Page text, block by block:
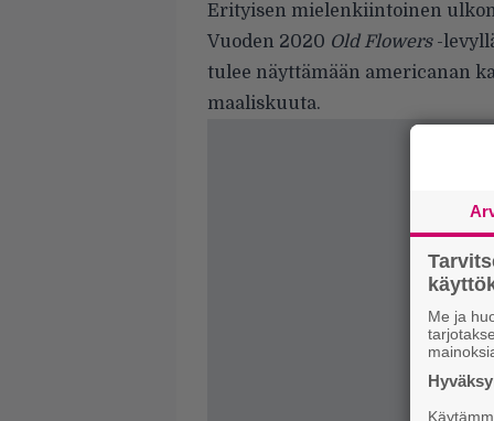
Erityisen mielenkiintoinen
Vuoden 2020 Old Flowers-
tulee näyttämään americanan
maaliskuuta.
Me ja